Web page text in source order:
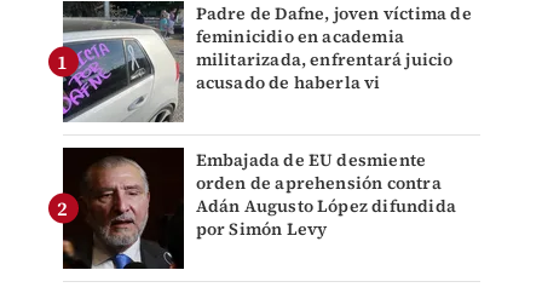
Padre de Dafne, joven víctima de
feminicidio en academia
militarizada, enfrentará juicio
acusado de haberla vi
Embajada de EU desmiente
orden de aprehensión contra
Adán Augusto López difundida
por Simón Levy